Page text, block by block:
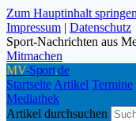
Zum Hauptinhalt springen
Impressum | Datenschutz
Sport-Nachrichten aus
Mitmachen
MV-Sport.de
Startseite Artikel Termine
Mediathek
Artikel durchsuchen